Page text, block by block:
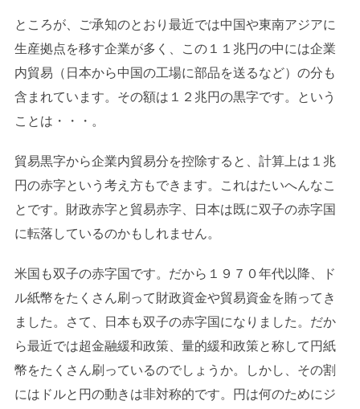
ところが、ご承知のとおり最近では中国や東南アジアに
生産拠点を移す企業が多く、この１１兆円の中には企業
内貿易（日本から中国の工場に部品を送るなど）の分も
含まれています。その額は１２兆円の黒字です。という
ことは・・・。
貿易黒字から企業内貿易分を控除すると、計算上は１兆
円の赤字という考え方もできます。これはたいへんなこ
とです。財政赤字と貿易赤字、日本は既に双子の赤字国
に転落しているのかもしれません。
米国も双子の赤字国です。だから１９７０年代以降、ド
ル紙幣をたくさん刷って財政資金や貿易資金を賄ってき
ました。さて、日本も双子の赤字国になりました。だか
ら最近では超金融緩和政策、量的緩和政策と称して円紙
幣をたくさん刷っているのでしょうか。しかし、その割
にはドルと円の動きは非対称的です。円は何のためにジ